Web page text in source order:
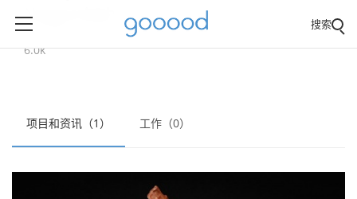
搜索
项目和资讯（1） 工作（0）
Nargoodagh
总阅读量:
6.0k